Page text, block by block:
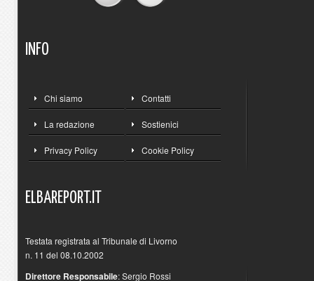
INFO
Chi siamo Contatti
La redazione Sostienici
Privacy Policy Cookie Policy
ELBAREPORT.IT
Testata registrata al Tribunale di Livorno
n. 11 del 08.10.2002
Direttore Responsabile: Sergio Rossi